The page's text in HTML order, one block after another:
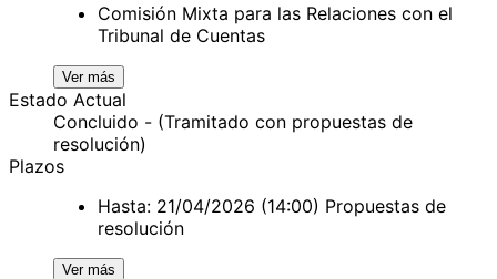
Comisión Mixta para las Relaciones con el
Tribunal de Cuentas
Ver más
Estado Actual
Concluido - (Tramitado con propuestas de
resolución)
Plazos
Hasta: 21/04/2026 (14:00) Propuestas de
resolución
Ver más